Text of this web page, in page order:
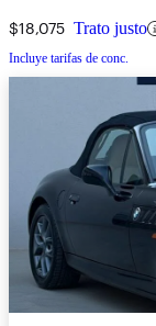
$18,075 Trato justo
Incluye tarifas de conc.